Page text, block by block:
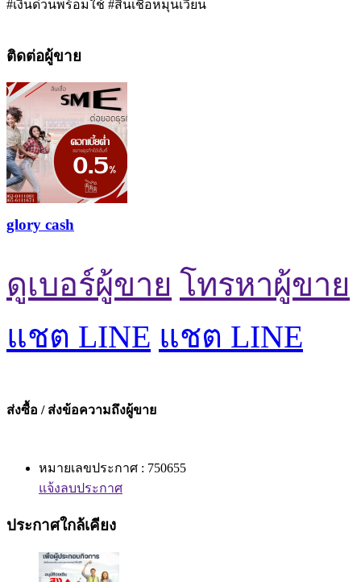
#เงินด่วนพร้อมใช้ #สินเชื่อหมุนเวียน
ติดต่อผู้ขาย
glory cash
ดูเบอร์ผู้ขาย โทรหาผู้ขาย
แชต LINE แชต LINE
ส่งซื้อ / ส่งข้อความถึงผู้ขาย
หมายเลขประกาศ : 750655
แจ้งลบประกาศ
ประกาศใกล้เคียง